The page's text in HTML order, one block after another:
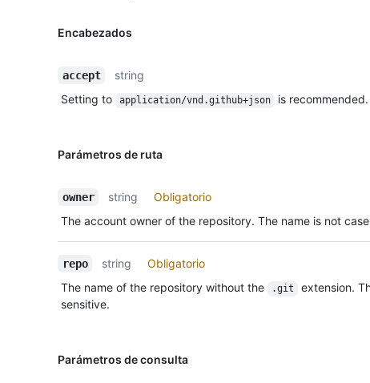
Encabezados
accept
string
Setting to
application/vnd.github+json is recommended.
Parámetros de ruta
owner string
Obligatorio
The account owner of the repository. The name is not
repo string
Obligatorio
The name of the repository without the
.git
extension.
sensitive.
Parámetros de consulta